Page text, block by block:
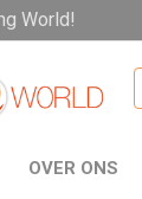
World!
OVER ONS